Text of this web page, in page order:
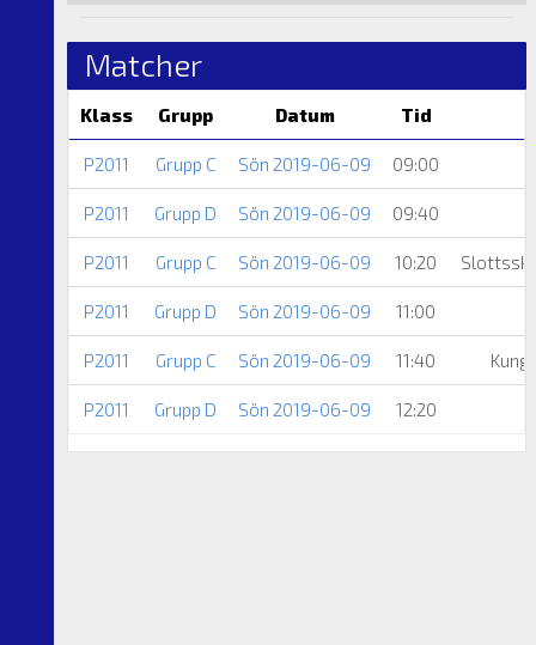
Matcher
Klass Grupp Datum Tid
P2011 Grupp C Sön 2019-06-09 09:00
P2011 Grupp D Sön 2019-06-09 09:40
P2011 Grupp C Sön 2019-06-09 10:20
P2011 Grupp D Sön 2019-06-09 11:00
P2011 Grupp C Sön 2019-06-09 11:40
P2011 Grupp D Sön 2019-06-09 12:20